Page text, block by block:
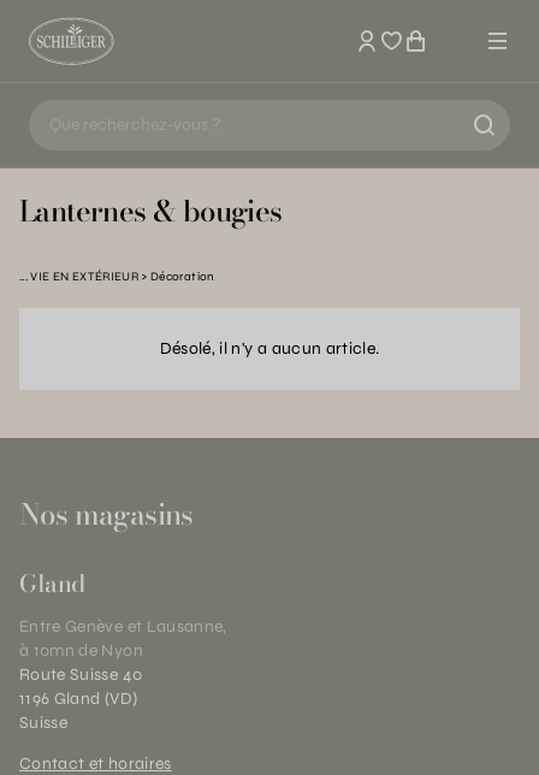
Mon compte
Lanternes & bougies
VIE EN EXTÉRIEUR Décoration
Désolé, il n'y a aucun article.
Nos magasins
Gland
Entre Genève et Lausanne,
à 10mn de Nyon
Route Suisse 40
1196 Gland (VD)
Suisse
Contact et horaires